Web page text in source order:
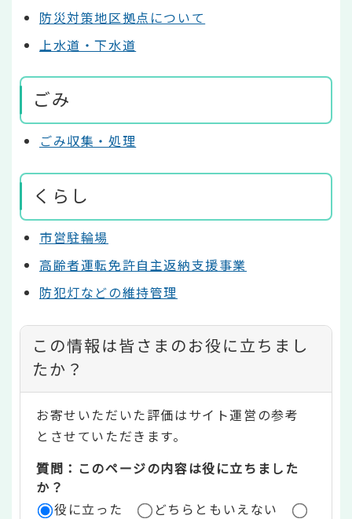
防災対策地区拠点について
上水道・下水道
ごみ
ごみ収集・処理
くらし
市営駐輪場
高齢者運転免許自主返納支援事業
防犯灯などの維持管理
コ
ン
テ
ン
ツ
評
この情報は皆さまのお役に立ちまし
たか？
お寄せいただいた評価はサイト運営の参考
とさせていただきます。
質問：このページの内容は役に立ちました
か？
役に立った
どちらともいえない